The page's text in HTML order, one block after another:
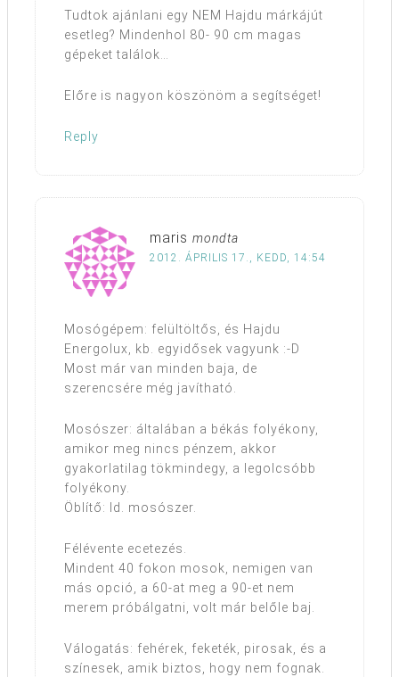
Tudtok ajánlani egy NEM Hajdu márkájút
esetleg? Mindenhol 80- 90 cm magas
gépeket találok…
Előre is nagyon köszönöm a segítséget!
Reply
maris mondta
2012. ÁPRILIS 17., KEDD, 14:54
Mosógépem: felültöltős, és Hajdu
Energolux, kb. egyidősek vagyunk :-D
Most már van minden baja, de
szerencsére még javítható.
Mosószer: általában a békás folyékony,
amikor meg nincs pénzem, akkor
gyakorlatilag tökmindegy, a legolcsóbb
folyékony.
Öblítő: ld. mosószer.
Félévente ecetezés.
Mindent 40 fokon mosok, nemigen van
más opció, a 60-at meg a 90-et nem
merem próbálgatni, volt már belőle baj.
Válogatás: fehérek, feketék, pirosak, és a
színesek, amik biztos, hogy nem fognak.